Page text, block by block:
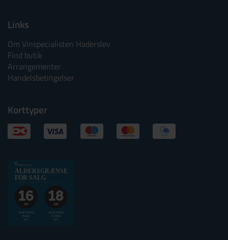
Links
Om Vinspecialisten Haderslev
Find butik
Arrangementer
Handelsbetingelser
Korttyper
ALKOHOL
MAX
6%
ALKOHOL
OVER
6%
ALDERSGRÆNSE
FOR SALG